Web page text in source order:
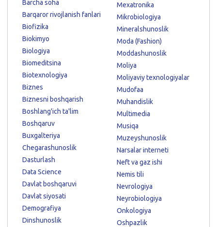
Barcha soha
Barqaror rivojlanish fanlari
Biofizika
Biokimyo
Biologiya
Biomeditsina
Biotexnologiya
Biznes
Biznesni boshqarish
Boshlang'ich ta'lim
Boshqaruv
Buxgalteriya
Chegarashunoslik
Dasturlash
Data Science
Davlat boshqaruvi
Davlat siyosati
Demografiya
Dinshunoslik
Mexatronika
Mikrobiologiya
Mineralshunoslik
Moda (Fashion)
Moddashunoslik
Moliya
Moliyaviy texnologiyalar
Mudofaa
Muhandislik
Multimedia
Musiqa
Muzeyshunoslik
Narsalar interneti
Neft va gaz ishi
Nemis tili
Nevrologiya
Neyrobiologiya
Onkologiya
Oshpazlik